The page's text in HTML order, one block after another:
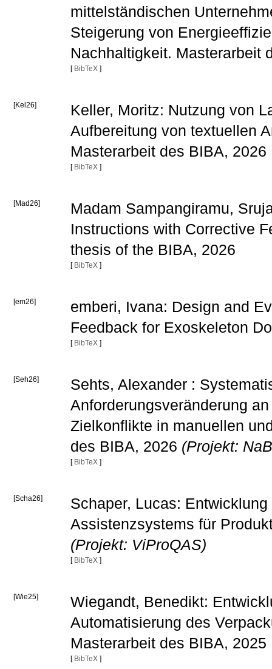
mittelständischen
Steigerung von
Nachhaltigkeit. Masterarbeit
[ BibTeX ]
[Kel26]
Keller, Moritz: Nutzung von
Aufbereitung von textuellen
Masterarbeit des BIBA, 2026
[ BibTeX ]
[Mad26]
Madam Sampangiramu,
Instructions with Corrective
thesis of the BIBA, 2026
[ BibTeX ]
[em26]
emberi, Ivana: Design and
Feedback for Exoskeleton
[ BibTeX ]
[Seh26]
Sehts, Alexander :
Anforderungsveränderung
Zielkonflikte in manuellen
des BIBA, 2026 (Projekt:
[ BibTeX ]
[Scha26]
Schaper, Lucas:
Assistenzsystems für
(Projekt: ViProQAS)
[ BibTeX ]
[Wie25]
Wiegandt, Benedikt:
Automatisierung des
Masterarbeit des BIBA, 2025
[ BibTeX ]